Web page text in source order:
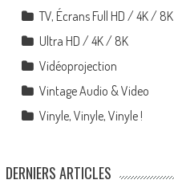
TV, Écrans Full HD / 4K / 8K
Ultra HD / 4K / 8K
Vidéoprojection
Vintage Audio & Video
Vinyle, Vinyle, Vinyle !
DERNIERS ARTICLES